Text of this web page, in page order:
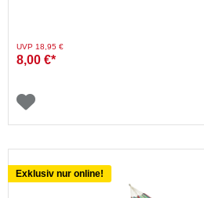
Preis reduziert von
UVP 18,95 €auf
8,00 €*
Exklusiv nur online!